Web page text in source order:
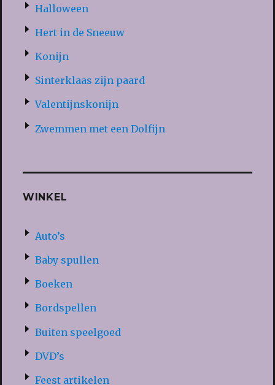
Halloween
Hert in de Sneeuw
Konijn
Sinterklaas zijn paard
Valentijnskonijn
Zwemmen met een Dolfijn
WINKEL
Auto’s
Baby spullen
Boeken
Bordspellen
Buiten speelgoed
DVD’s
Feest artikelen